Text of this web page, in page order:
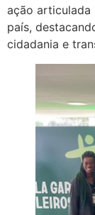
ação
país,
cidadania e